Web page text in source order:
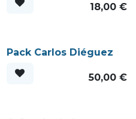
18,00€
Pack Carlos Diéguez
50,00€